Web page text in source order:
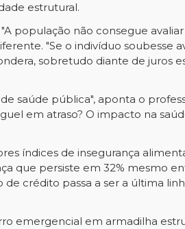
estrutural.
população não consegue
"Se o indivíduo soubesse
sobretudo diante de juros
saúde pública", aponta o
em atraso? O impacto na
índices de insegurança
que persiste em 32% mesmo
crédito passa a ser a última
emergencial em armadilha